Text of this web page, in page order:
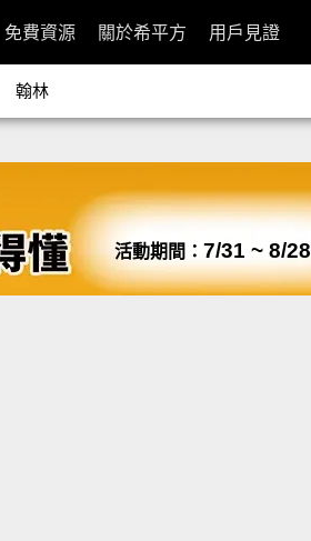
免費資源 關於希平方 用戶見證
翰林
活動期間： 7/31 ~ 8/28